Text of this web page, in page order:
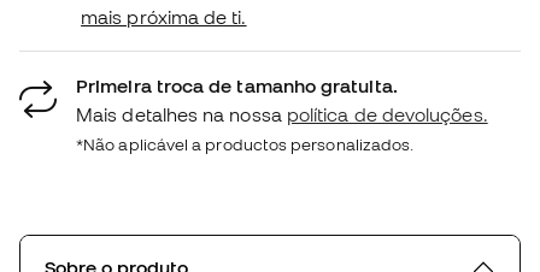
mais próxima de ti.
Primeira troca de tamanho gratuita.
Mais detalhes na nossa política de devoluções.
*Não aplicável a productos personalizados.
Sobre o produto